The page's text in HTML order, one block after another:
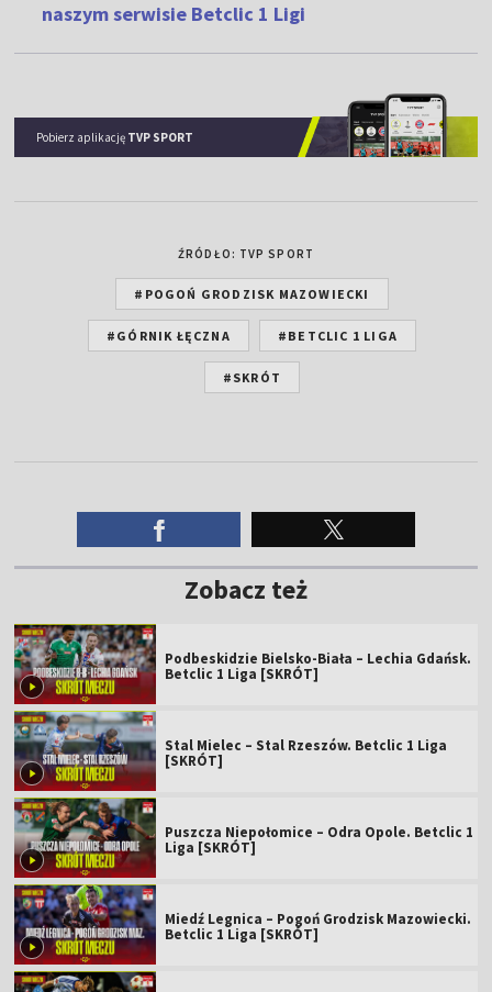
naszym serwisie Betclic 1 Ligi
Pobierz aplikację TVP SPORT
ŹRÓDŁO: TVP SPORT
#POGOŃ GRODZISK MAZOWIECKI
#GÓRNIK ŁĘCZNA #BETCLIC 1 LIGA
#SKRÓT
Zobacz też
Podbeskidzie Bielsko-Biała – Lechia Gdańsk.
Betclic 1 Liga [SKRÓT]
Stal Mielec – Stal Rzeszów. Betclic 1 Liga
[SKRÓT]
Puszcza Niepołomice – Odra Opole. Betclic 1
Liga [SKRÓT]
Miedź Legnica – Pogoń Grodzisk Mazowiecki.
Betclic 1 Liga [SKRÓT]